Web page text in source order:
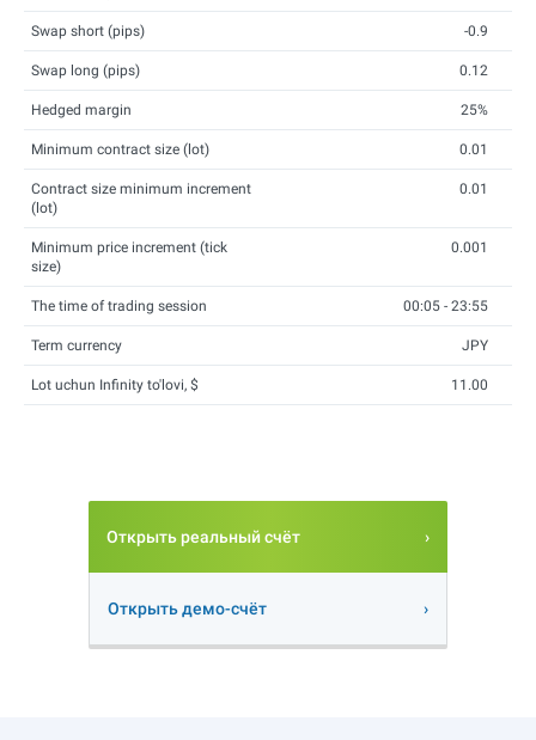
Swap short (pips) -0.9
Swap long (pips) 0.12
Hedged margin 25%
Minimum contract size (lot) 0.01
Contract size minimum increment
(lot)
0.01
Minimum price increment (tick
size)
0.001
The time of trading session 00:05 - 23:55
Term currency JPY
Lot uchun Infinity to'lovi, $ 11.00
Открыть реальный счёт
Открыть демо-счёт